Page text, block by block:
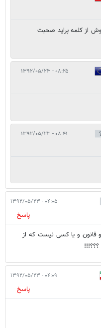
از كلمه پرايد صحبت
۰۸:۲۵ - ۱۳۹۲/۰۵/۲۳
۰۸:۴۱ - ۱۳۹۲/۰۵/۲۳
۰۴:۰۵ - ۱۳۹۲/۰۵/۲۳
پاسخ
قانون و یا کسی نیست که از
؟؟؟!!!
۰۴:۰۹ - ۱۳۹۲/۰۵/۲۳
پاسخ